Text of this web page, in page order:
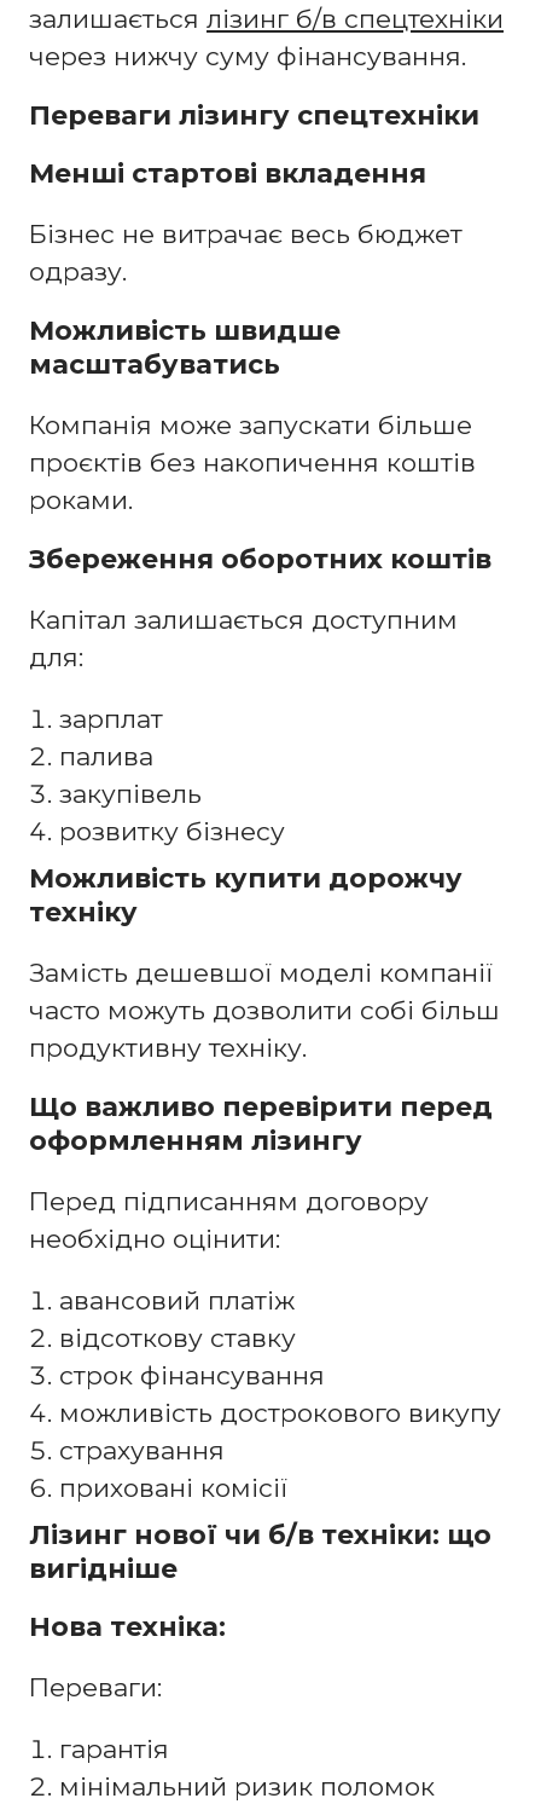
залишається лізинг б/в спецтехніки
через нижчу суму фінансування.
Переваги лізингу спецтехніки
Менші стартові вкладення
Бізнес не витрачає весь бюджет
одразу.
Можливість швидше
масштабуватись
Компанія може запускати більше
проєктів без накопичення коштів
роками.
Збереження оборотних коштів
Капітал залишається доступним
для:
зарплат
палива
закупівель
розвитку бізнесу
Можливість купити дорожчу
техніку
Замість дешевшої моделі компанії
часто можуть дозволити собі більш
продуктивну техніку.
Що важливо перевірити перед
оформленням лізингу
Перед підписанням договору
необхідно оцінити:
авансовий платіж
відсоткову ставку
строк фінансування
можливість дострокового викупу
страхування
приховані комісії
Лізинг нової чи б/в техніки: що
вигідніше
Нова техніка:
Переваги:
гарантія
мінімальний ризик поломок